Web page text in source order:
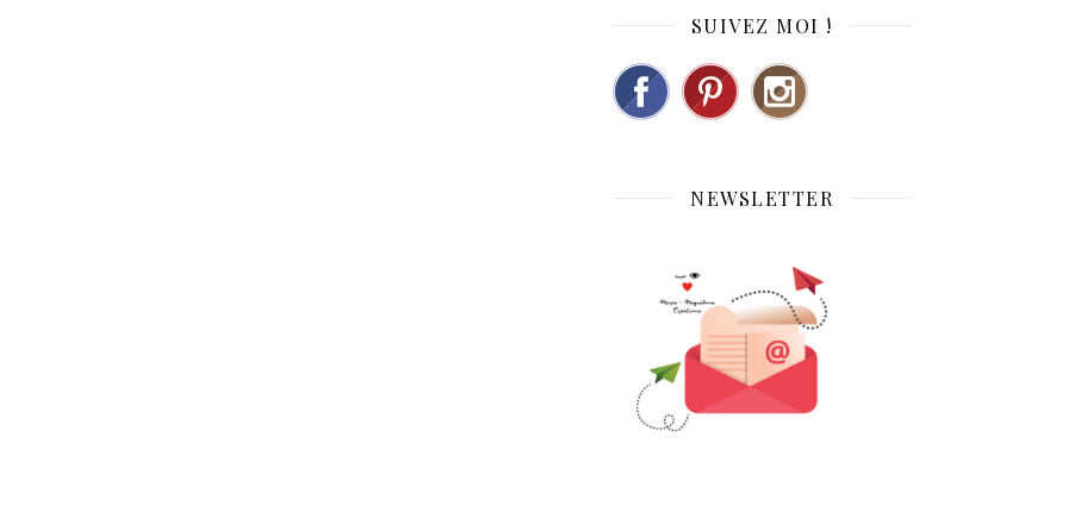
SUIVEZ MOI !
NEWSLETTER